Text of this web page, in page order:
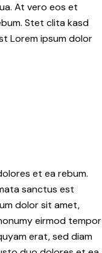
At vero eos et
Stet clita kasd
Lorem ipsum dolor
et ea rebum.
sanctus est
dolor sit amet,
eirmod tempor
erat, sed diam